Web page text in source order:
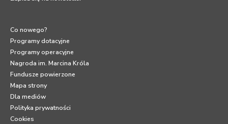
Co nowego?
Programy dotacyjne
Programy operacyjne
Nagroda im. Marcina Króla
Fundusze powierzone
Mapa strony
Dla mediów
Polityka prywatności
Cookies